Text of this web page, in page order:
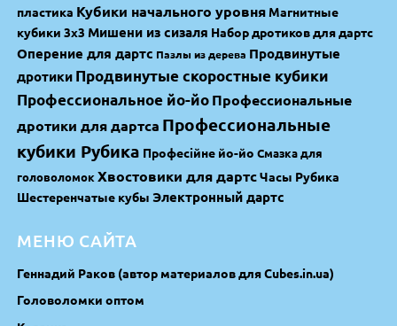
пластика Кубики начального уровня Магнитные
кубики 3х3 Мишени из сизаля Набор дротиков для дартс
Оперение для дартс Пазлы из дерева Продвинутые
дротики Продвинутые скоростные кубики
Профессиональное йо-йоПрофессиональные
дротики для дартса Профессиональные
кубики Рубика Професійне йо-йо Смазка для
головоломокХвостовики для дартсЧасы Рубика
Шестеренчатые кубы Электронный дартс
МЕНЮ САЙТА
Геннадий Раков (автор материалов для Cubes.in.ua)
Головоломки оптом